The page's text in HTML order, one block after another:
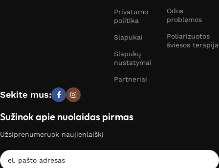
Privatumo
politika
Slapukai
Slapukų
nustatymai
Partneriai
Odos
problemos
Poliarizuotos
šviesos terapija
Sekite mus:
Sužinok apie nuolaidas pirmas
Užsiprenumeruok naujienlaiškį